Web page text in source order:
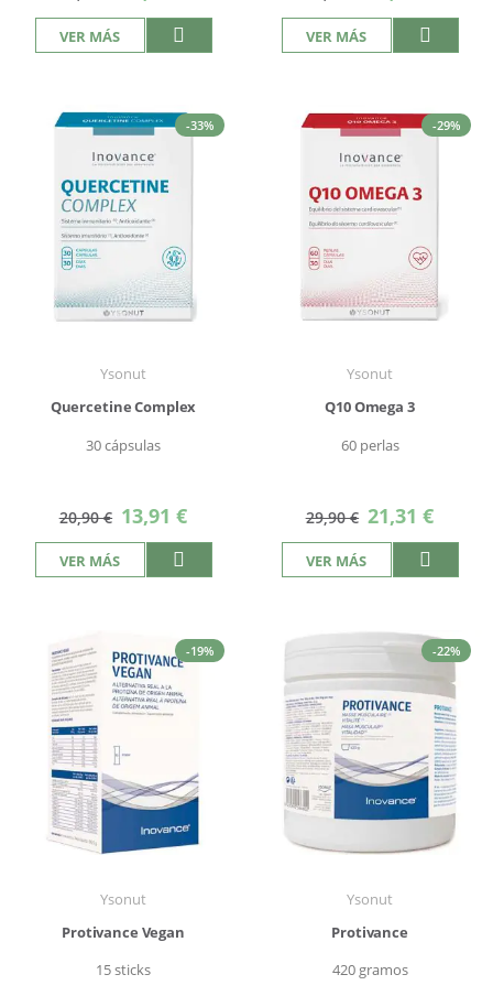
VER MÁS VER MÁS
-33%
Ysonut
Quercetine Complex
30 cápsulas
20,90 € Precio
especial
13,91 €
VER MÁS
-29%
Ysonut
Q10 Omega 3
60 perlas
29,90 € Precio
especial
21,31 €
VER MÁS
-19%
Ysonut
Protivance Vegan
15 sticks
-22%
Ysonut
Protivance
420 gramos